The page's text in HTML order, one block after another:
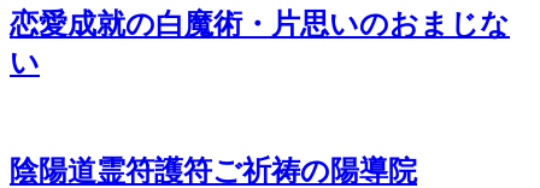
恋愛成就の白魔術・片思いのおまじな
い
陰陽道霊符護符ご祈祷の陽導院